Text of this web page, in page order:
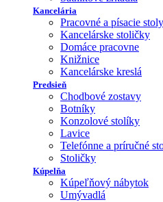
Kancelária
Pracovné a písacie stoly
Kancelárske stoličky
Domáce pracovne
Knižnice
Kancelárske kreslá
Predsieň
Chodbové zostavy
Botníky
Konzolové stolíky
Lavice
Telefónne a príručné
Stoličky
Kúpelňa
Kúpeľňový nábytok
Umývadlá